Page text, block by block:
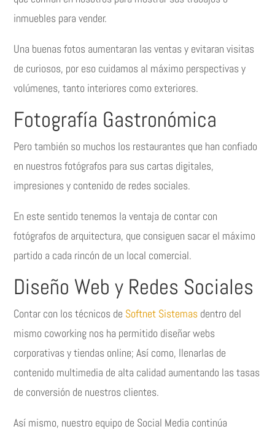
inmuebles para vender.
Una buenas fotos aumentaran las ventas y evitaran visitas
de curiosos, por eso cuidamos al máximo perspectivas y
volúmenes, tanto interiores como exteriores.
Fotografía Gastronómica
Pero también so muchos los restaurantes que han confiado
en nuestros fotógrafos para sus cartas digitales,
impresiones y contenido de redes sociales.
En este sentido tenemos la ventaja de contar con
fotógrafos de arquitectura, que consiguen sacar el máximo
partido a cada rincón de un local comercial.
Diseño Web y Redes Sociales
Contar con los técnicos de Softnet Sistemas dentro del
mismo coworking nos ha permitido diseñar webs
corporativas y tiendas online; Así como, llenarlas de
contenido multimedia de alta calidad aumentando las tasas
de conversión de nuestros clientes.
Así mismo, nuestro equipo de Social Media continúa